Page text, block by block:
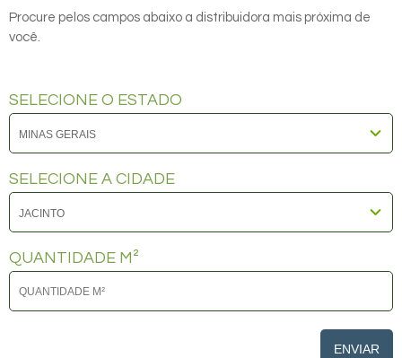
Procure pelos campos abaixo a distribuidora mais próxima de
você.
SELECIONE O ESTADO
SELECIONE A CIDADE
QUANTIDADE M²
ENVIAR